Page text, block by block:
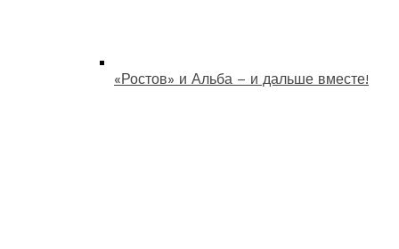
«Ростов» и Альба – и дальше вместе!